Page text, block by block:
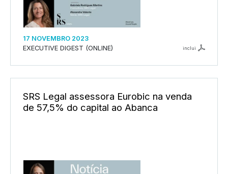
17 NOVEMBRO 2023
EXECUTIVE DIGEST (ONLINE)
inclui
SRS Legal assessora Eurobic na venda
de 57,5% do capital ao Abanca